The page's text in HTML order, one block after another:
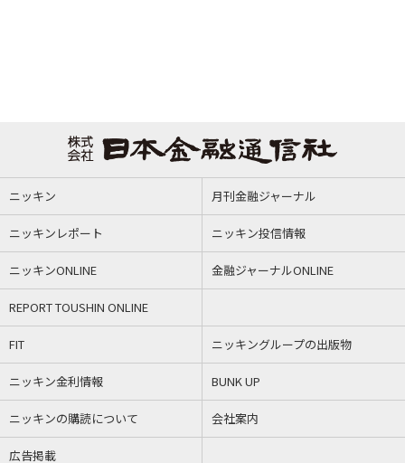
ニッキン 月刊金融ジャーナル
ニッキンレポート ニッキン投信情報
ニッキンONLINE 金融ジャーナルONLINE
REPORT TOUSHIN ONLINE
FIT ニッキングループの出版物
ニッキン金利情報 BUNK UP
ニッキンの購読について 会社案内
広告掲載